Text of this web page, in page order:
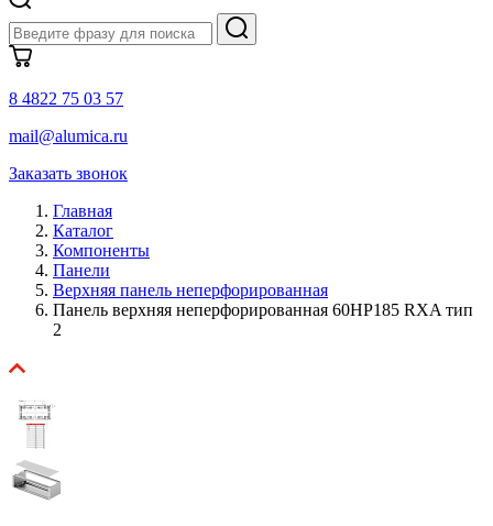
8 4822 75 03 57
mail@alumica.ru
Заказать звонок
Главная
Каталог
Компоненты
Панели
Верхняя панель неперфорированная
Панель верхняя неперфорированная 60HP185 RXA тип
2